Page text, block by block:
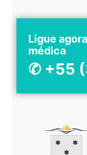
Ligue
médica
✆ +55